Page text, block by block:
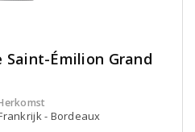
Émilion Grand
- Bordeaux